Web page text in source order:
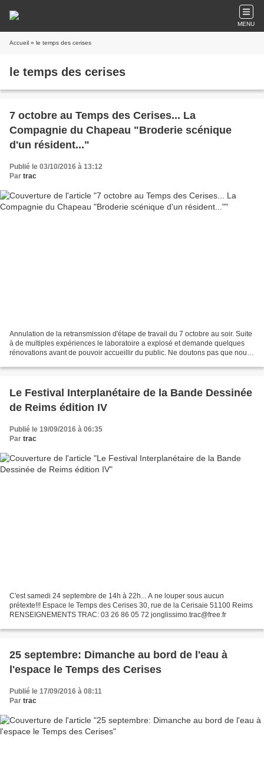
MENU
Accueil » le temps des cerises
le temps des cerises
7 octobre au Temps des Cerises... La
Compagnie du Chapeau "Broderie scénique
d'un résident..."
Publié le 03/10/2016 à 13:12
Par trac
Annulation de la retransmission d'étape de travail du 7 octobre au soir. Suite
à de multiples expériences le laboratoire a explosé et demande quelques
rénovations avant de pouvoir accueillir du public. Ne doutons pas que nous
Le Festival Interplanétaire de la Bande Dessinée
de Reims édition IV
Publié le 19/09/2016 à 06:35
Par trac
C'est samedi 24 septembre de 14h à 22h... A ne louper sous aucun
prétexte!!! Espace le Temps des Cerises 30, rue de la Cerisaie 51100 Reims
RENSEIGNEMENTS TRAC: 03 26 86 05 72 jonglissimo.trac@free.fr
25 septembre: Dimanche au bord de l'eau à
l'espace le Temps des Cerises
Publié le 17/09/2016 à 08:11
Par trac